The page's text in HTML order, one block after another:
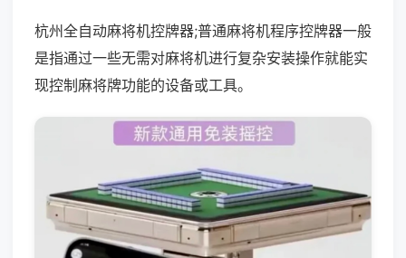
杭州全自动麻将机控牌器;普通麻将机程序控牌器一般
是指通过一些无需对麻将机进行复杂安装操作就能实
现控制麻将牌功能的设备或工具。